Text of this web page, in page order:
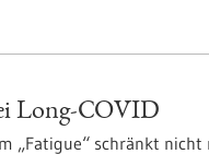
Long-COVID
„Fatigue“ schränkt